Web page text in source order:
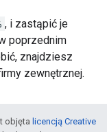
, i zastąpić je
poprzednim
znajdziesz
zewnętrznej.
objęta licencją Creative